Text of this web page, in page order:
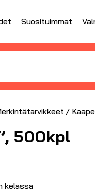
Suosituimmat
/
500kpl
kelassa